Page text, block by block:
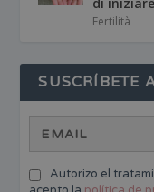
di iniziare
Fertilità
SUSCRÍBETE
Autorizo el